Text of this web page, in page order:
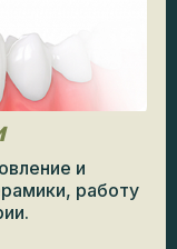
и
работу